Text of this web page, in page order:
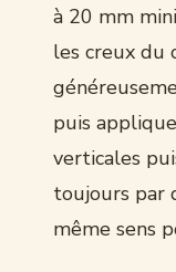
à 20 mm
les creux du
puis
verticales
toujours par
même sens